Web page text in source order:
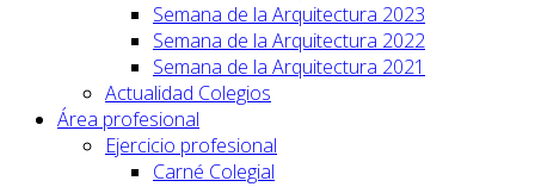
Semana de la Arquitectura 2023
Semana de la Arquitectura 2022
Semana de la Arquitectura 2021
Actualidad Colegios
Área profesional
Ejercicio profesional
Carné Colegial